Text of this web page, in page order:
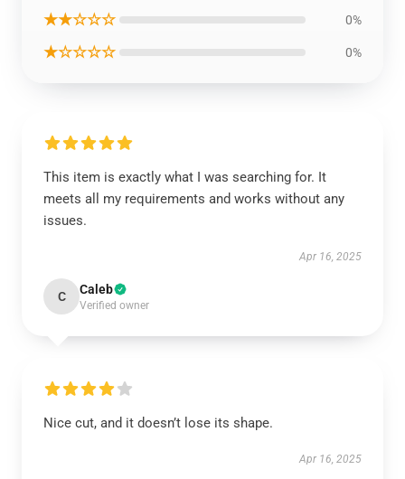
★★☆☆☆ 0%
★☆☆☆☆ 0%
This item is exactly what I was searching for. It
meets all my requirements and works without any
issues.
Apr 16, 2025
C Caleb
Verified owner
Nice cut, and it doesn’t lose its shape.
Apr 16, 2025